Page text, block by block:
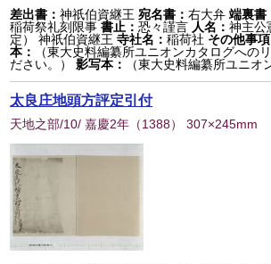
差出書：神祇伯資継王 宛名書：右大弁 端裏書
稲荷祭礼刻限事書止：恐々謹言 人名：神主公
定） 神祇伯資継王 寺社名：稲荷社 その他事
本：
（東大史料編纂所ユニオンカタログへの
ださい。）
影写本： （東大史料編纂所ユニオ
太良庄地頭方評定引付
天地之部/10/ 嘉慶2年 （1388） 307×245mm